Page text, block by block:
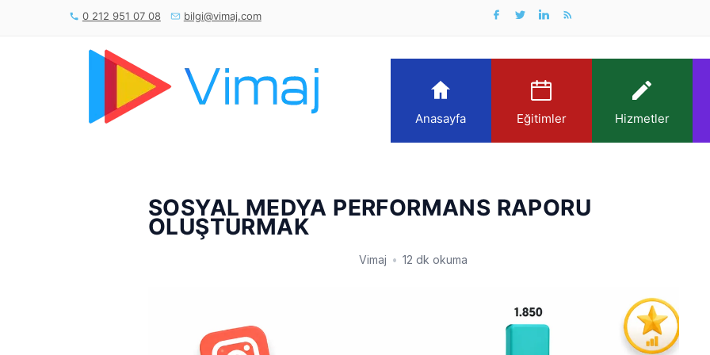
0 212 951 07 08 bilgi@vimaj.com
Anasayfa Eğitimler Hizmetler
SOSYAL MEDYA PERFORMANS RAPORU
OLUŞTURMAK
Vimaj • 12 dk okuma